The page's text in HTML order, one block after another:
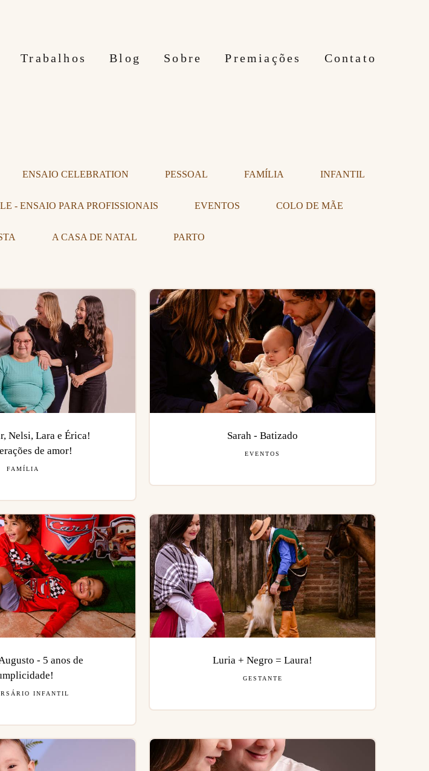
Trabalhos Blog Sobre Premiações Contato
ENSAIO CELEBRATION PESSOAL FAMÍLIA INFANTIL
- ENSAIO PARA PROFISSIONAIS EVENTOS COLO DE MÃE
A CASA DE NATAL PARTO
Nelsi, Lara e Érica!
de amor!
FAMÍLIA
Sarah - Batizado
EVENTOS
- 5 anos de
INFANTIL
Luria + Negro = Laura!
GESTANTE